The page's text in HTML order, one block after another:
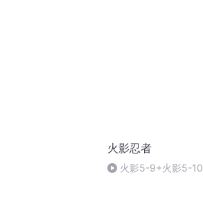
火影忍者
火影5-9+火影5-10